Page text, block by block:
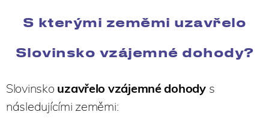
S kterými zeměmi uzavřelo
Slovinsko vzájemné dohody?
Slovinsko uzavřelo vzájemné dohody s
následujícími zeměmi: